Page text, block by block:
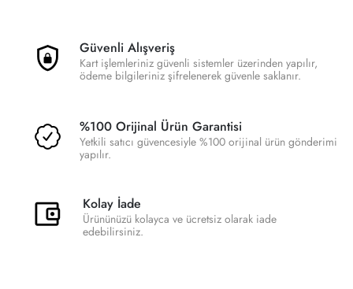
Güvenli Alışveriş
Kart işlemleriniz güvenli sistemler üzerinden yapılır,
ödeme bilgileriniz şifrelenerek güvenle saklanır.
%100 Orijinal Ürün Garantisi
Yetkili satıcı güvencesiyle %100 orijinal ürün gönderimi
yapılır.
Kolay İade
Ürününüzü kolayca ve ücretsiz olarak iade
edebilirsiniz.